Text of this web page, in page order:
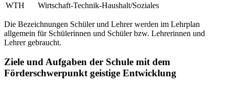
WTH
Wirtschaft-Technik-Haushalt/Soziales
Die Bezeichnungen Schüler und Lehrer werden im Lehrplan
allgemein für Schülerinnen und Schüler bzw. Lehrerinnen und
Lehrer gebraucht.
Ziele und Aufgaben der Schule mit dem
Förderschwerpunkt geistige Entwicklung